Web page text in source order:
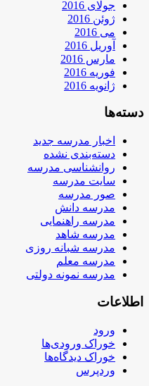
جولای 2016
ژوئن 2016
می 2016
آوریل 2016
مارس 2016
فوریه 2016
ژانویه 2016
دسته‌ها
اخبار مدرسه جدید
دسته‌بندی نشده
روانشناسی مدرسه
سایت مدرسه
صور مدرسه
مدرسه دانش
مدرسه راهنمایی
مدرسه شاهد
مدرسه شبانه روزی
مدرسه معلم
مدرسه نمونه دولتی
اطلاعات
ورود
خوراک ورودی‌ها
خوراک دیدگاه‌ها
وردپرس